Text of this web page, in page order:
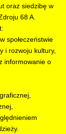
oraz siedzibę w
68 A.
społeczeństwie
i rozwoju kultury,
informowanie o